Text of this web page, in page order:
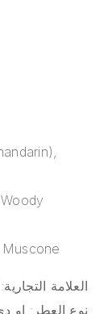
العلامة
نوع العطر: او